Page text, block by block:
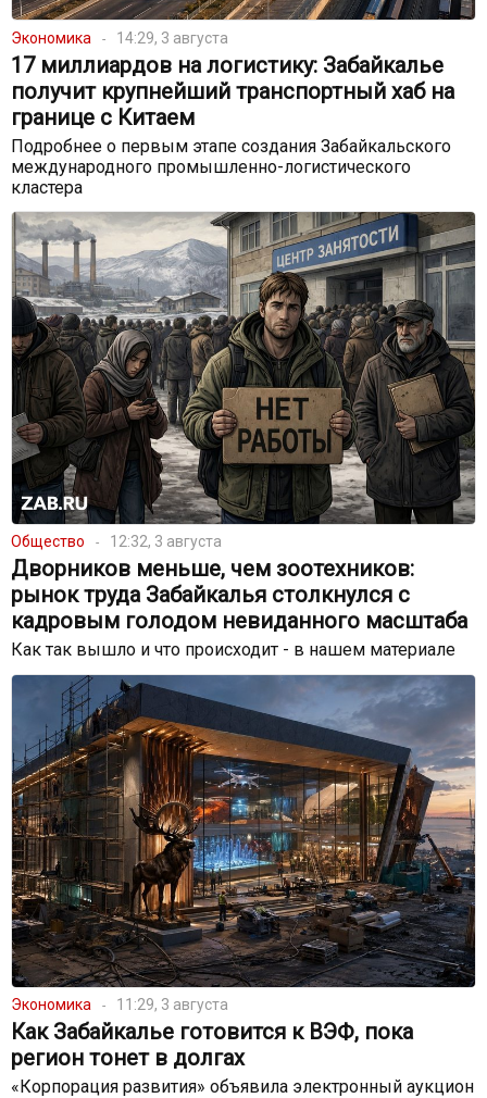
Экономика 14:29, 3 августа
17 миллиардов на логистику: Забайкалье
получит крупнейший транспортный хаб на
границе с Китаем
Подробнее о первым этапе создания Забайкальского
международного промышленно-логистического
кластера
Общество 12:32, 3 августа
Дворников меньше, чем зоотехников:
рынок труда Забайкалья столкнулся с
кадровым голодом невиданного масштаба
Как так вышло и что происходит - в нашем материале
Экономика 11:29, 3 августа
Как Забайкалье готовится к ВЭФ, пока
регион тонет в долгах
«Корпорация развития» объявила электронный аукцион